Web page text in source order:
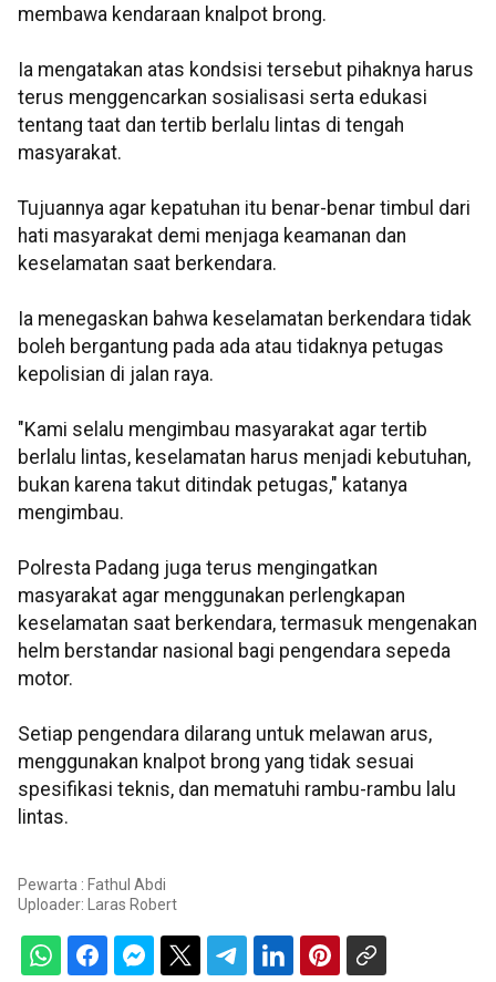
membawa kendaraan knalpot brong.
Ia mengatakan atas kondsisi tersebut pihaknya harus
terus menggencarkan sosialisasi serta edukasi
tentang taat dan tertib berlalu lintas di tengah
masyarakat.
Tujuannya agar kepatuhan itu benar-benar timbul dari
hati masyarakat demi menjaga keamanan dan
keselamatan saat berkendara.
Ia menegaskan bahwa keselamatan berkendara tidak
boleh bergantung pada ada atau tidaknya petugas
kepolisian di jalan raya.
"Kami selalu mengimbau masyarakat agar tertib
berlalu lintas, keselamatan harus menjadi kebutuhan,
bukan karena takut ditindak petugas," katanya
mengimbau.
Polresta Padang juga terus mengingatkan
masyarakat agar menggunakan perlengkapan
keselamatan saat berkendara, termasuk mengenakan
helm berstandar nasional bagi pengendara sepeda
motor.
Setiap pengendara dilarang untuk melawan arus,
menggunakan knalpot brong yang tidak sesuai
spesifikasi teknis, dan mematuhi rambu-rambu lalu
lintas.
Pewarta : Fathul Abdi
Uploader:
Laras Robert